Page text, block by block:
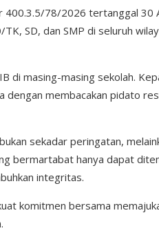
400.3.5/78/2026 tertanggal 30
SD, dan SMP di seluruh
di masing-masing sekolah.
dengan membacakan pidato
sekadar peringatan,
bermartabat hanya dapat
integritas.
komitmen bersama